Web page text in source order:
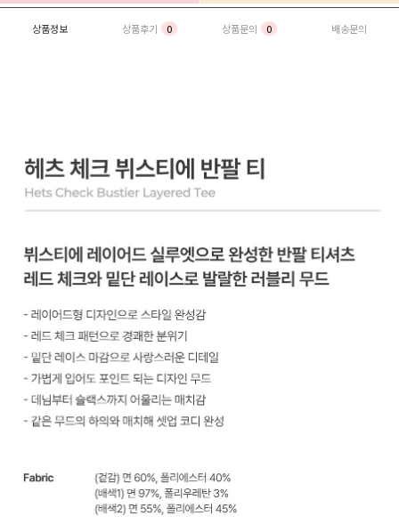
상품정보 상품후기 0 상품문의 0 배송문의